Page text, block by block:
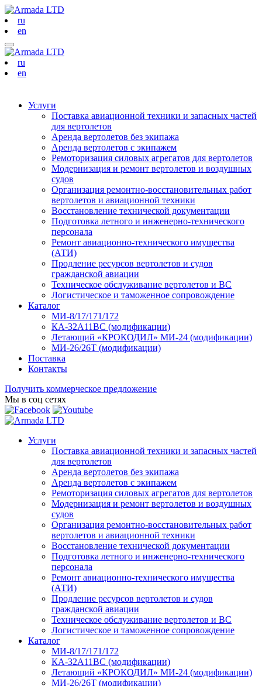
ru
en
ru
en
Услуги
Поставка авиационной техники и запасных частей
для вертолетов
Аренда вертолетов без экипажа
Аренда вертолетов с экипажем
Ремоторизация силовых агрегатов для вертолетов
Модернизация и ремонт вертолетов и воздушных
судов
Организация ремонтно-восстановительных работ
вертолетов и авиационной техники
Восстановление технической документации
Подготовка летного и инженерно-технического
персонала
Ремонт авиационно-технического имущества
(АТИ)
Продление ресурсов вертолетов и судов
гражданской авиации
Техническое обслуживание вертолетов и ВС
Логистическое и таможенное сопровождение
Каталог
МИ-8/17/171/172
КА-32А11ВС (модификации)
Летающий «КРОКОДИЛ» МИ-24 (модификации)
МИ-26/26Т (модификации)
Поставка
Контакты
Получить коммерческое предложение
Мы в соц сетях
Услуги
Поставка авиационной техники и запасных частей
для вертолетов
Аренда вертолетов без экипажа
Аренда вертолетов с экипажем
Ремоторизация силовых агрегатов для вертолетов
Модернизация и ремонт вертолетов и воздушных
судов
Организация ремонтно-восстановительных работ
вертолетов и авиационной техники
Восстановление технической документации
Подготовка летного и инженерно-технического
персонала
Ремонт авиационно-технического имущества
(АТИ)
Продление ресурсов вертолетов и судов
гражданской авиации
Техническое обслуживание вертолетов и ВС
Логистическое и таможенное сопровождение
Каталог
МИ-8/17/171/172
КА-32А11ВС (модификации)
Летающий «КРОКОДИЛ» МИ-24 (модификации)
МИ-26/26Т (модификации)